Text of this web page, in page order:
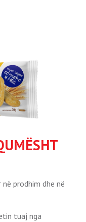
prodhim dhe në
tuaj nga